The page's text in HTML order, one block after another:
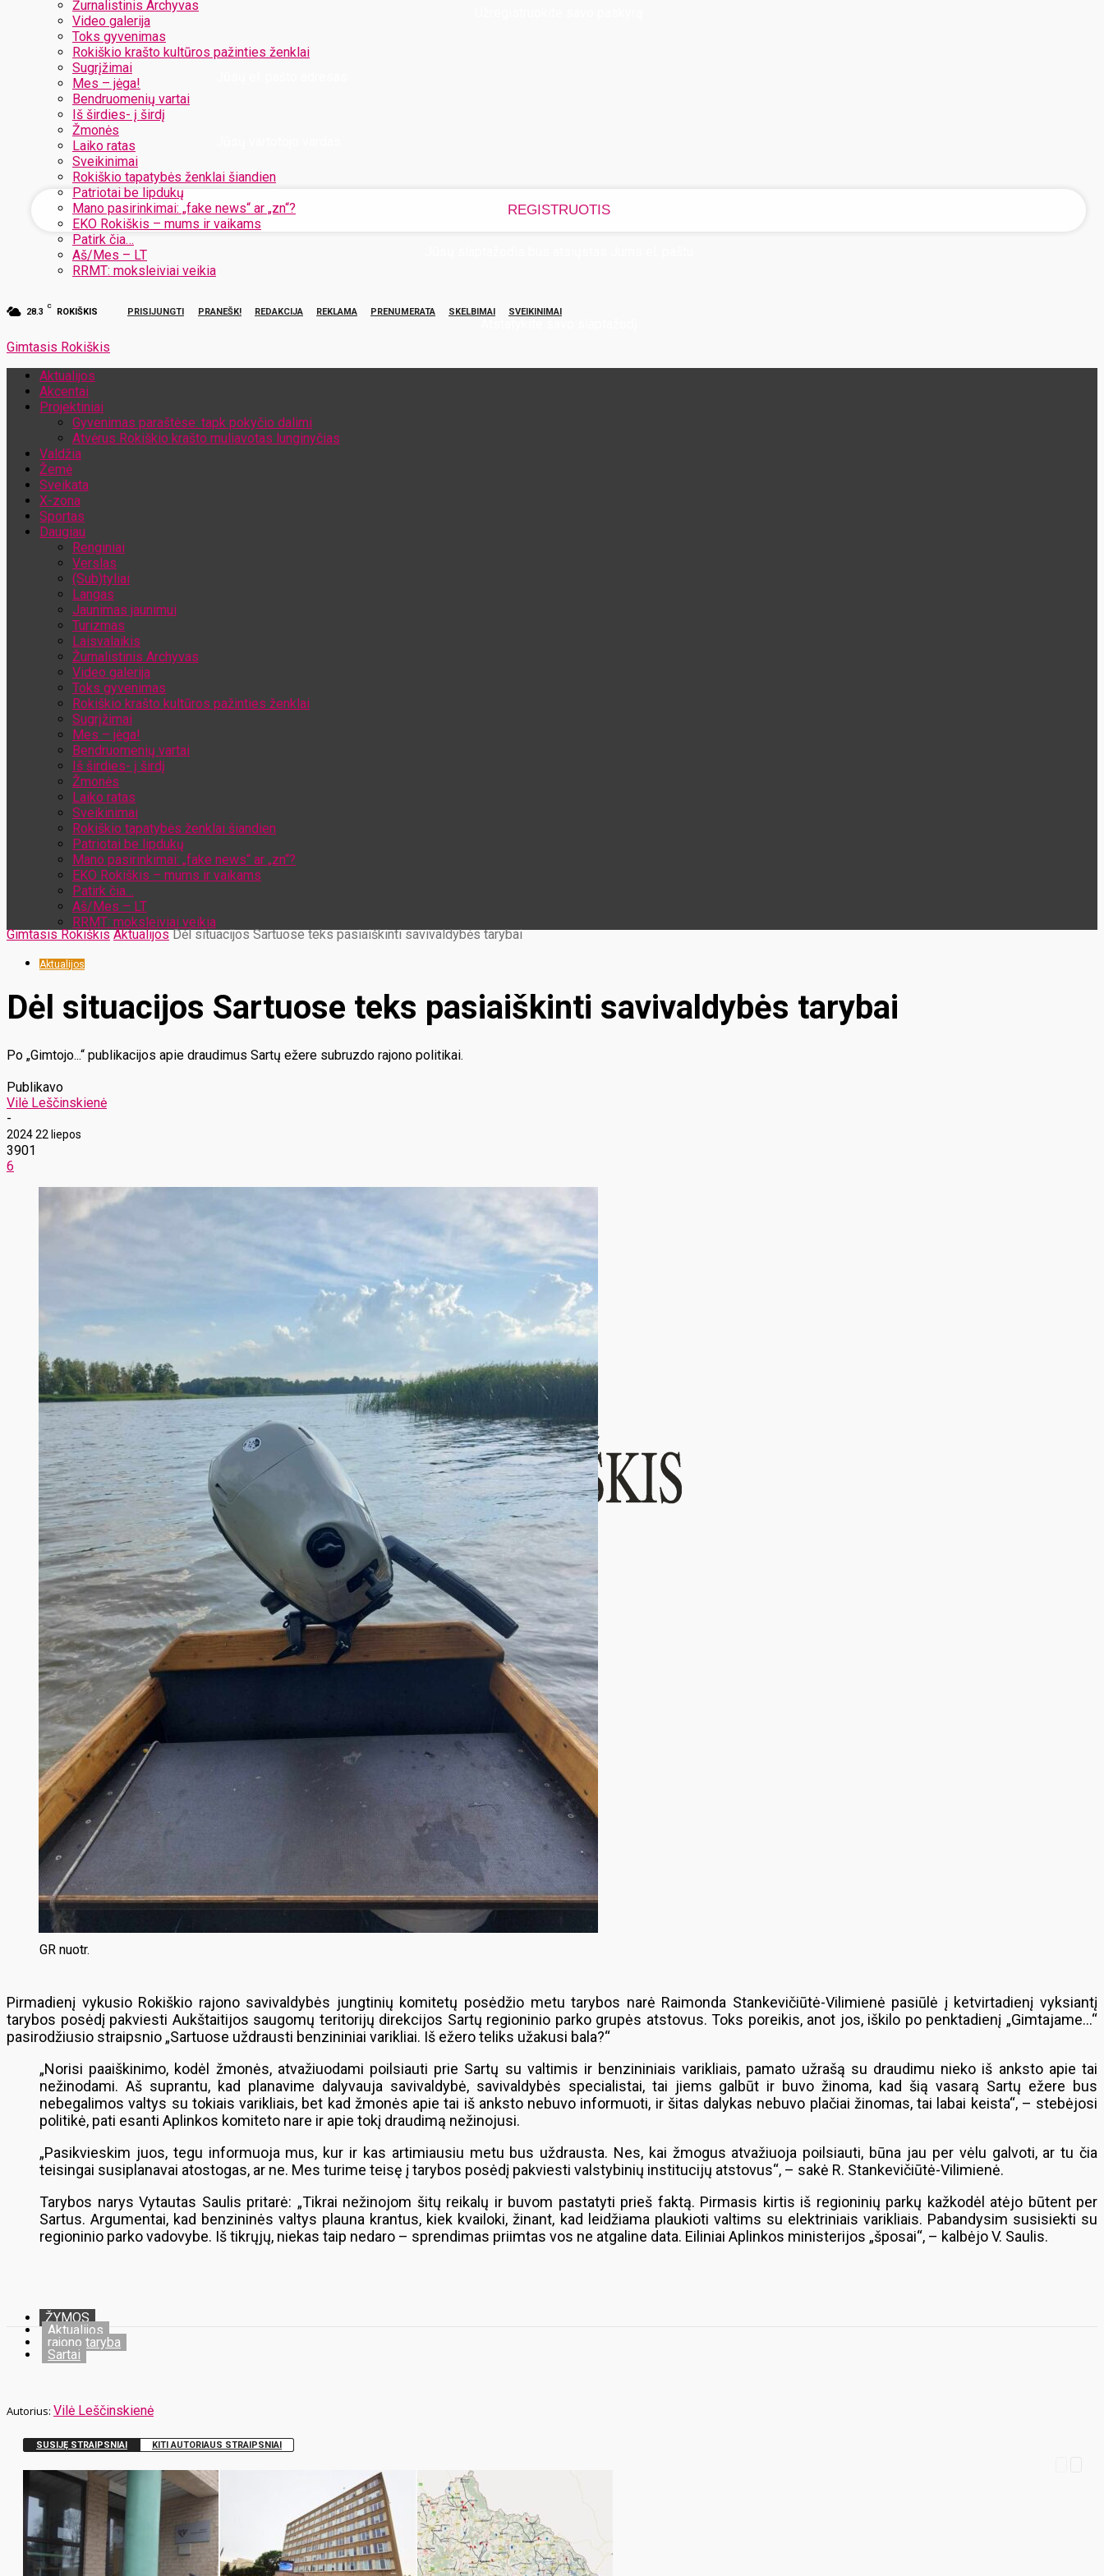
Žurnalistinis Archyvas
Video galerija
Toks gyvenimas
Rokiškio krašto kultūros pažinties ženklai
Sugrįžimai
Mes – jėga!
Bendruomenių vartai
Iš širdies- į širdį
Žmonės
Laiko ratas
Sveikinimai
Rokiškio tapatybės ženklai šiandien
Patriotai be lipdukų
Mano pasirinkimai: „fake news“ ar „zn“?
EKO Rokiškis – mums ir vaikams
Patirk čia…
Aš/Mes – LT
RRMT: moksleiviai veikia
28.3
C
ROKIŠKIS PRISIJUNGTI PRANEŠK! REDAKCIJA REKLAMA PRENUMERATA SKELBIMAI SVEIKINIMAI
Gimtasis Rokiškis
Aktualijos
Akcentai
Projektiniai
Gyvenimas paraštėse: tapk pokyčio dalimi
Atvėrus Rokiškio krašto muliavotas lunginyčias
Valdžia
Žemė
Sveikata
X-zona
Sportas
Daugiau
Renginiai
Verslas
(Sub)tyliai
Langas
Jaunimas jaunimui
Turizmas
Laisvalaikis
Žurnalistinis Archyvas
Video galerija
Toks gyvenimas
Rokiškio krašto kultūros pažinties ženklai
Sugrįžimai
Mes – jėga!
Bendruomenių vartai
Iš širdies- į širdį
Žmonės
Laiko ratas
Sveikinimai
Rokiškio tapatybės ženklai šiandien
Patriotai be lipdukų
Mano pasirinkimai: „fake news“ ar „zn“?
EKO Rokiškis – mums ir vaikams
Patirk čia…
Aš/Mes – LT
RRMT: moksleiviai veikia
Gimtasis Rokiškis Aktualijos Dėl situacijos Sartuose teks pasiaiškinti savivaldybės tarybai
Aktualijos
Dėl situacijos Sartuose teks pasiaiškinti savivaldybės tarybai
Po „Gimtojo...“ publikacijos apie draudimus Sartų ežere subruzdo rajono politikai.
Publikavo
Vilė Leščinskienė
-
2024 22 liepos
3901
6
GR nuotr.
Pirmadienį vykusio Rokiškio rajono savivaldybės jungtinių komitetų posėdžio metu tarybos narė Raimonda Stankevičiūtė-Vilimienė pasiūlė į ketvirtadienį vyksiantį
tarybos posėdį pakviesti Aukštaitijos saugomų teritorijų direkcijos Sartų regioninio parko grupės atstovus. Toks poreikis, anot jos, iškilo po penktadienį „Gimtajame…“
pasirodžiusio straipsnio „Sartuose uždrausti benzininiai varikliai. Iš ežero teliks užakusi bala?“
„Norisi paaiškinimo, kodėl žmonės, atvažiuodami poilsiauti prie Sartų su valtimis ir benzininiais varikliais, pamato užrašą su draudimu nieko iš anksto apie tai
nežinodami. Aš suprantu, kad planavime dalyvauja savivaldybė, savivaldybės specialistai, tai jiems galbūt ir buvo žinoma, kad šią vasarą Sartų ežere bus
nebegalimos valtys su tokiais varikliais, bet kad žmonės apie tai iš anksto nebuvo informuoti, ir šitas dalykas nebuvo plačiai žinomas, tai labai keista“, – stebėjosi
politikė, pati esanti Aplinkos komiteto nare ir apie tokį draudimą nežinojusi.
„Pasikvieskim juos, tegu informuoja mus, kur ir kas artimiausiu metu bus uždrausta. Nes, kai žmogus atvažiuoja poilsiauti, būna jau per vėlu galvoti, ar tu čia
teisingai susiplanavai atostogas, ar ne. Mes turime teisę į tarybos posėdį pakviesti valstybinių institucijų atstovus“, – sakė R. Stankevičiūtė-Vilimienė.
Tarybos narys Vytautas Saulis pritarė: „Tikrai nežinojom šitų reikalų ir buvom pastatyti prieš faktą. Pirmasis kirtis iš regioninių parkų kažkodėl atėjo būtent per
Sartus. Argumentai, kad benzininės valtys plauna krantus, kiek kvailoki, žinant, kad leidžiama plaukioti valtims su elektriniais varikliais. Pabandysim susisiekti su
regioninio parko vadovybe. Iš tikrųjų, niekas taip nedaro – sprendimas priimtas vos ne atgaline data. Eiliniai Aplinkos ministerijos „šposai“, – kalbėjo V. Saulis.
ŽYMOS
Aktualijos
rajono taryba
Sartai
Vilė Leščinskienė
SUSIJĘ STRAIPSNIAI KITI AUTORIAUS STRAIPSNIAI